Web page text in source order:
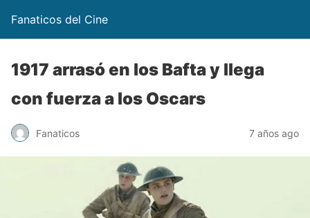
Fanaticos del Cine
1917 arrasó en los Bafta y llega
con fuerza a los Oscars
Fanaticos 7 años ago